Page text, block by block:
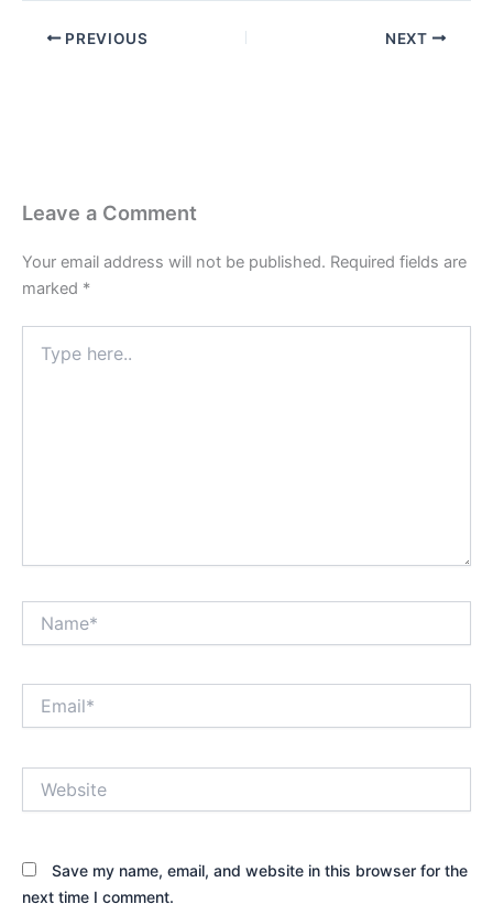
PREVIOUS NEXT
Leave a Comment
Your email address will not be published. Required fields are
marked *
here..
Save my name, email, and website in this browser for the
next time I comment.